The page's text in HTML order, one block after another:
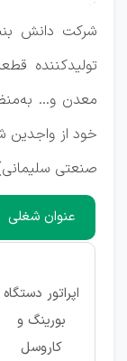
شرکت دانش
تولیدکننده
معدن و...
خود از واجدین
صنعتی
عنوان شغلی
اپراتور دستگاه
بورینگ و
کاروسل